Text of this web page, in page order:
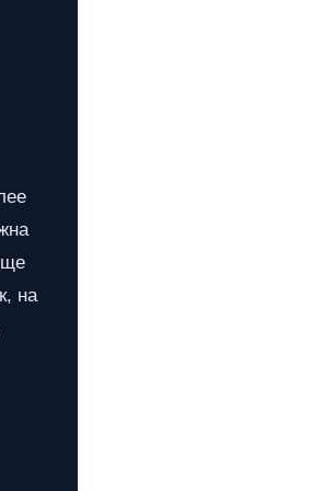
на